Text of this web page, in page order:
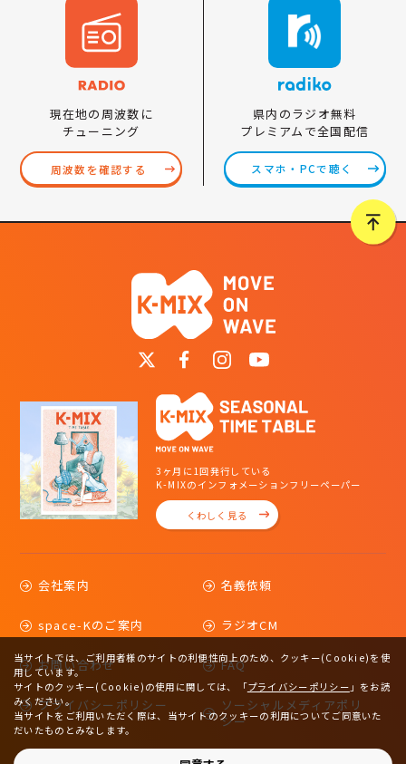
現在地の周波数に
チューニング
周波数を確認する
県内のラジオ無料
プレミアムで全国配信
スマホ・PCで聴く
3ヶ月に1回発行している
K-MIXのインフォメーションフリーペーパー
くわしく見る
会社案内 名義依頼
space-Kのご案内 ラジオCM
お問い合わせ FAQ
プライバシーポリシー
ソーシャルメディアポリ
シー
当サイトでは、ご利用者様のサイトの利便性向上のため、クッキー(Cookie)を使
用しています。
サイトのクッキー(Cookie)の使用に関しては、
「プライバシーポリシー 」をお読
みください。
当サイトをご利用いただく際は、当サイトのクッキーの利用についてご同意いた
だいたものとみなします。